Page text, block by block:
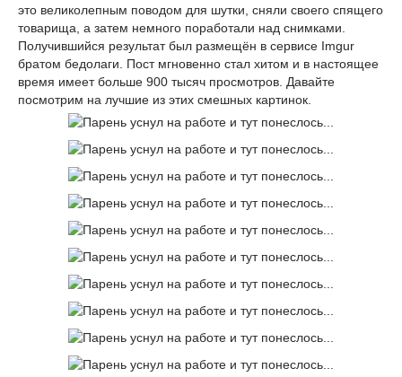
это великолепным поводом для шутки, сняли своего спящего
товарища, а затем немного поработали над снимками.
Получившийся результат был размещён в сервисе Imgur
братом бедолаги. Пост мгновенно стал хитом и в настоящее
время имеет больше 900 тысяч просмотров. Давайте
посмотрим на лучшие из этих смешных картинок.